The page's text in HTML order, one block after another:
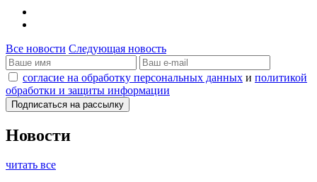
Все новости Следующая новость
согласие на обработку персональных данных и политикой
обработки и защиты информации
Новости
читать все